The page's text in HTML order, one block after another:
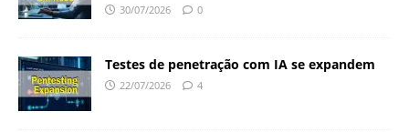
30/07/2026 0
Testes de penetração com IA se expandem
22/07/2026 4